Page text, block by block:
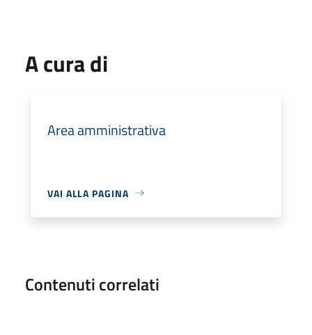
A cura di
Area amministrativa
VAI ALLA PAGINA
Contenuti correlati